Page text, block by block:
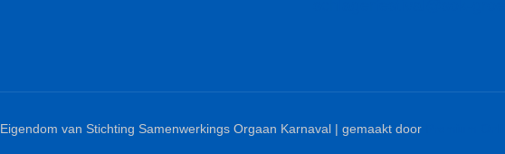
Eigendom van Stichting Samenwerkings Orgaan Karnaval | gemaakt door